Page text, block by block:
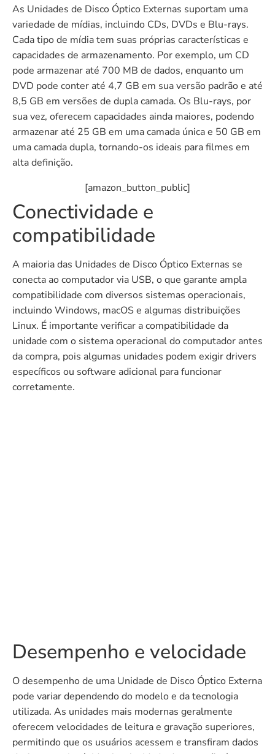
As Unidades de Disco Óptico Externas suportam uma
variedade de mídias, incluindo CDs, DVDs e Blu-rays.
Cada tipo de mídia tem suas próprias características e
capacidades de armazenamento. Por exemplo, um CD
pode armazenar até 700 MB de dados, enquanto um
DVD pode conter até 4,7 GB em sua versão padrão e até
8,5 GB em versões de dupla camada. Os Blu-rays, por
sua vez, oferecem capacidades ainda maiores, podendo
armazenar até 25 GB em uma camada única e 50 GB em
uma camada dupla, tornando-os ideais para filmes em
alta definição.
[amazon_button_public]
Conectividade e
compatibilidade
A maioria das Unidades de Disco Óptico Externas se
conecta ao computador via USB, o que garante ampla
compatibilidade com diversos sistemas operacionais,
incluindo Windows, macOS e algumas distribuições
Linux. É importante verificar a compatibilidade da
unidade com o sistema operacional do computador antes
da compra, pois algumas unidades podem exigir drivers
específicos ou software adicional para funcionar
corretamente.
Desempenho e velocidade
O desempenho de uma Unidade de Disco Óptico Externa
pode variar dependendo do modelo e da tecnologia
utilizada. As unidades mais modernas geralmente
oferecem velocidades de leitura e gravação superiores,
permitindo que os usuários acessem e transfiram dados